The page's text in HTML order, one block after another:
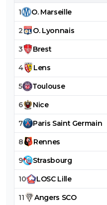
1 O. Marseille
2 O. Lyonnais
3 Brest
4 Lens
5 Toulouse
6 Nice
7 Paris Saint Germain
8 Rennes
9 Strasbourg
10 LOSC Lille
11 Angers SCO